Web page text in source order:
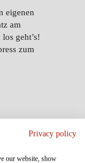
eigenen
am
geht’s!
zum
Privacy policy
our website, show